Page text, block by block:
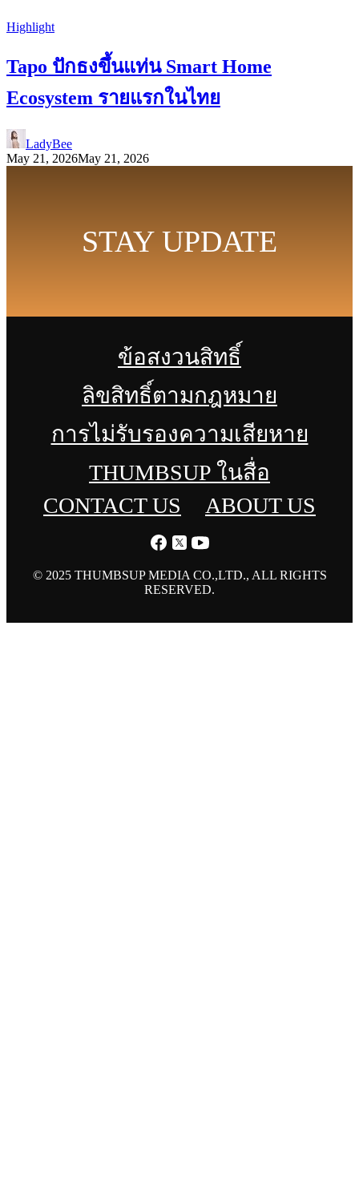
Highlight
Tapo ปักธงขึ้นแท่น Smart Home
Ecosystem รายแรกในไทย
LadyBee
May 21, 2026May 21, 2026
STAY UPDATE
ข้อสงวนสิทธิ์
ลิขสิทธิ์ตามกฎหมาย
การไม่รับรองความเสียหาย
THUMBSUP ในสื่อ
CONTACT US
ABOUT US
© 2025 THUMBSUP MEDIA CO.,LTD., ALL RIGHTS
RESERVED.